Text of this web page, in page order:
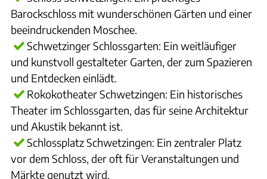
Barockschloss mit wunderschönen Gärten und einer
beeindruckenden Moschee.
Schwetzinger Schlossgarten: Ein weitläufiger
und kunstvoll gestalteter Garten, der zum Spazieren
und Entdecken einlädt.
Rokokotheater Schwetzingen: Ein historisches
Theater im Schlossgarten, das für seine Architektur
und Akustik bekannt ist.
Schlossplatz Schwetzingen: Ein zentraler Platz
vor dem Schloss, der oft für Veranstaltungen und
Märkte genutzt wird.